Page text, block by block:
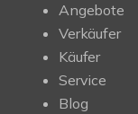
Angebote
Verkäufer
Käufer
Service
Blog